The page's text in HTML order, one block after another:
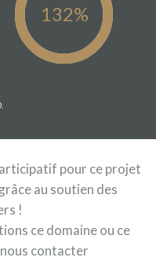
pour ce projet
au soutien des
!
ce domaine ou ce
contacter